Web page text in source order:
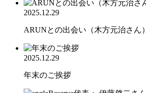
2025.12.29
ARUNとの出会い（木方元治さん）
2025.12.29
年末のご挨拶